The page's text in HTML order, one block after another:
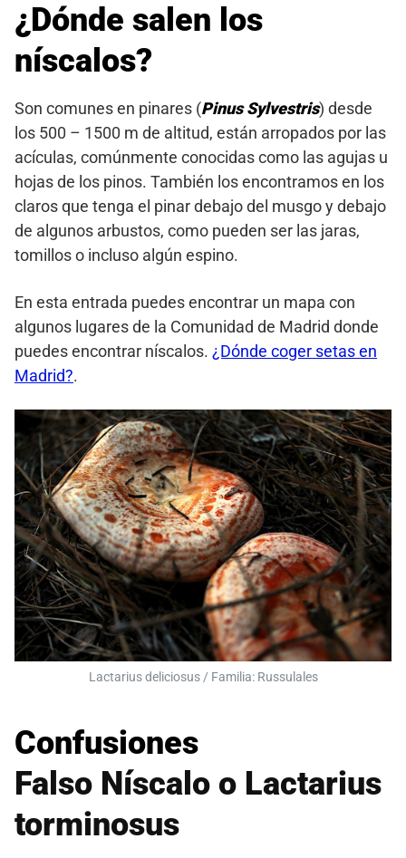
¿Dónde salen los
níscalos?
Son comunes en pinares (Pinus Sylvestris) desde
los 500 – 1500 m de altitud, están arropados por las
acículas, comúnmente conocidas como las agujas u
hojas de los pinos. También los encontramos en los
claros que tenga el pinar debajo del musgo y debajo
de algunos arbustos, como pueden ser las jaras,
tomillos o incluso algún espino.
En esta entrada puedes encontrar un mapa con
algunos lugares de la Comunidad de Madrid donde
puedes encontrar níscalos. ¿Dónde coger setas en
Madrid?.
Lactarius deliciosus / Familia: Russulales
Confusiones
Falso Níscalo o Lactarius
torminosus